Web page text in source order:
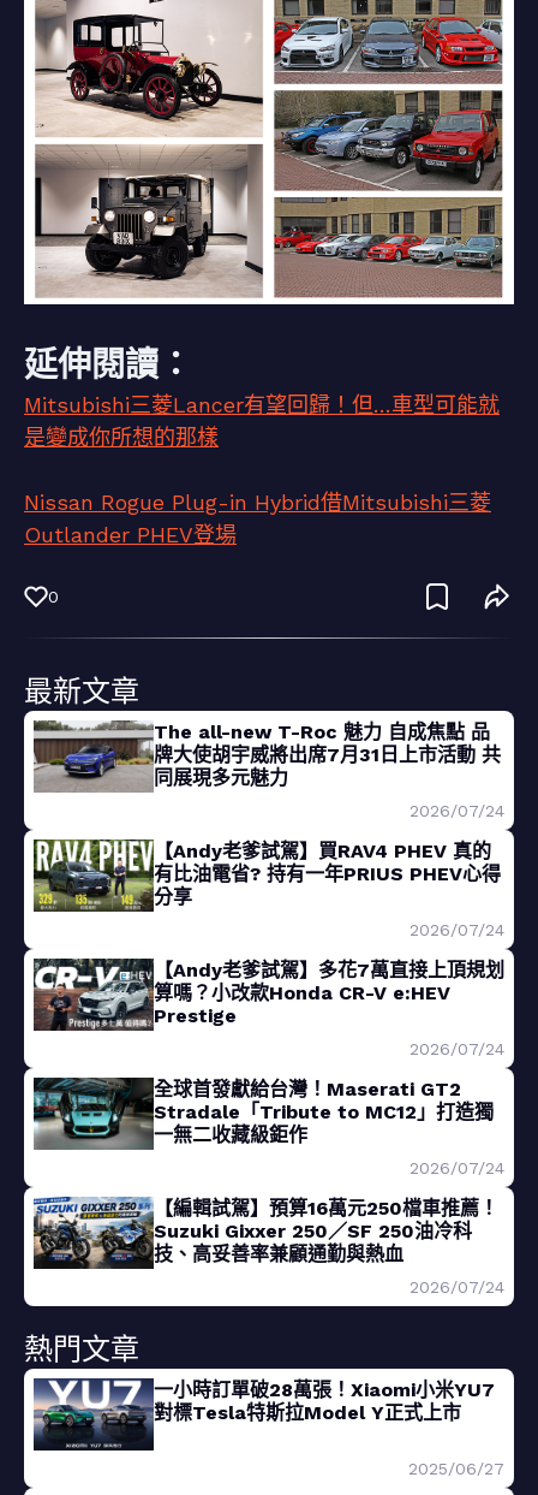
延伸閱讀：
Mitsubishi三菱Lancer有望回歸！但…車型可能就
是變成你所想的那樣
Nissan Rogue Plug-in Hybrid借Mitsubishi三菱
Outlander PHEV登場
0
最新文章
The all-new T-Roc 魅力 自成焦點 品
牌大使胡宇威將出席7月31日上市活動 共
同展現多元魅力
2026/07/24
【Andy老爹試駕】買RAV4 PHEV 真的
有比油電省? 持有一年PRIUS PHEV心得
分享
2026/07/24
【Andy老爹試駕】多花7萬直接上頂規划
算嗎？小改款Honda CR-V e:HEV
Prestige
2026/07/24
全球首發獻給台灣！Maserati GT2
Stradale「Tribute to MC12」打造獨
一無二收藏級鉅作
2026/07/24
【編輯試駕】預算16萬元250檔車推薦！
Suzuki Gixxer 250／SF 250油冷科
技、高妥善率兼顧通勤與熱血
2026/07/24
熱門文章
一小時訂單破28萬張！Xiaomi小米YU7
對標Tesla特斯拉Model Y正式上市
2025/06/27